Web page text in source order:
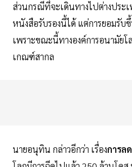
ส่วนกรณีที่จะเดินทางไปต่างประ
หนังสือรับรองนี้ได้ แต่การยอมรั
เพราะขณะนี้ทางองค์การอนามัย
เกณฑ์สากล
นายอนุทิน กล่าวอีกว่า เรื่องการล